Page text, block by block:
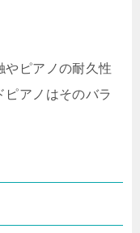
やピアノの耐久性
ピアノはそのバラ